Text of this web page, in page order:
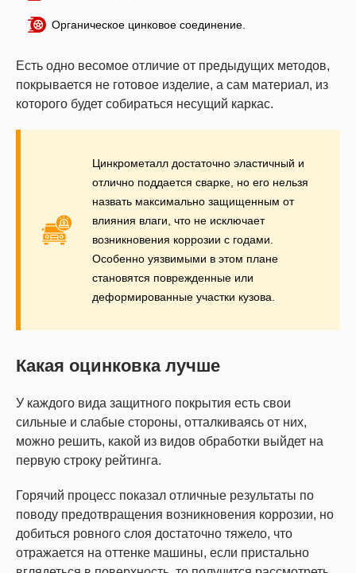
Органическое цинковое соединение.
Есть одно весомое отличие от предыдущих методов,
покрывается не готовое изделие, а сам материал, из
которого будет собираться несущий каркас.
Цинкрометалл достаточно эластичный и
отлично поддается сварке, но его нельзя
назвать максимально защищенным от
влияния влаги, что не исключает
возникновения коррозии с годами.
Особенно уязвимыми в этом плане
становятся поврежденные или
деформированные участки кузова.
Какая оцинковка лучше
У каждого вида защитного покрытия есть свои
сильные и слабые стороны, отталкиваясь от них,
можно решить, какой из видов обработки выйдет на
первую строку рейтинга.
Горячий процесс показал отличные результаты по
поводу предотвращения возникновения коррозии, но
добиться ровного слоя достаточно тяжело, что
отражается на оттенке машины, если пристально